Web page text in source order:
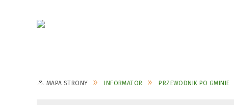
MAPA STRONY INFORMATOR PRZEWODNIK PO GMINIE